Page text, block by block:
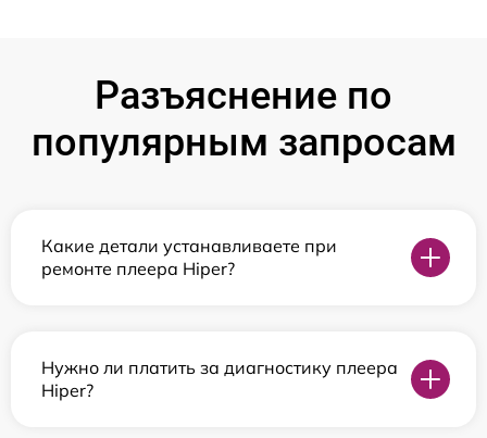
Разъяснение по
популярным запросам
Какие детали устанавливаете при
ремонте плеера Hiper?
Нужно ли платить за диагностику плеера
Hiper?